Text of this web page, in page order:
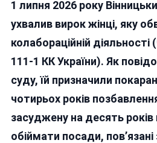
1 липня 2026 року
ухвалив вирок жінці, яку
колабораційній діяльності
111-1 КК України). Як
суду, їй призначили
чотирьох років
засуджену на десять
обіймати посади, пов’язані